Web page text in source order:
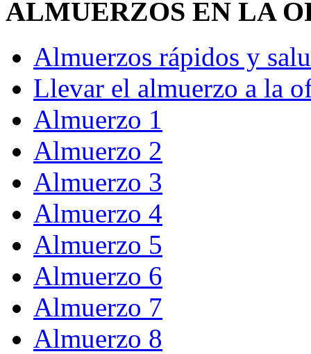
ALMUERZOS EN LA
Almuerzos rápidos y
Llevar el almuerzo a la
Almuerzo 1
Almuerzo 2
Almuerzo 3
Almuerzo 4
Almuerzo 5
Almuerzo 6
Almuerzo 7
Almuerzo 8